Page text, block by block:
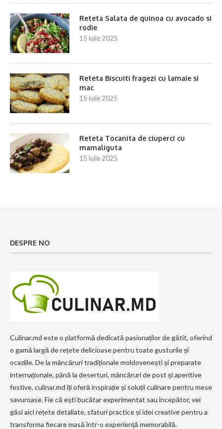
Reteta Salata de quinoa cu avocado si
rodie
15 iulie 2025
Reteta Biscuiti fragezi cu lamaie si
mac
15 iulie 2025
Reteta Tocanita de ciuperci cu
mamaliguta
15 iulie 2025
DESPRE NO
Culinar.md este o platformă dedicată pasionaților de gătit, oferind
o gamă largă de rețete delicioase pentru toate gusturile și
ocaziile. De la mâncăruri tradiționale moldovenești și preparate
internaționale, până la deserturi, mâncăruri de post și aperitive
festive, culinar.md îți oferă inspirație și soluții culinare pentru mese
savuroase. Fie că ești bucătar experimentat sau începător, vei
găsi aici rețete detaliate, sfaturi practice și idei creative pentru a
transforma fiecare masă într-o experiență memorabilă.